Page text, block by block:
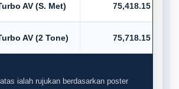
AV (S. Met) 75,418.15
AV (2 Tone) 75,718.15
ialah rujukan berdasarkan poster